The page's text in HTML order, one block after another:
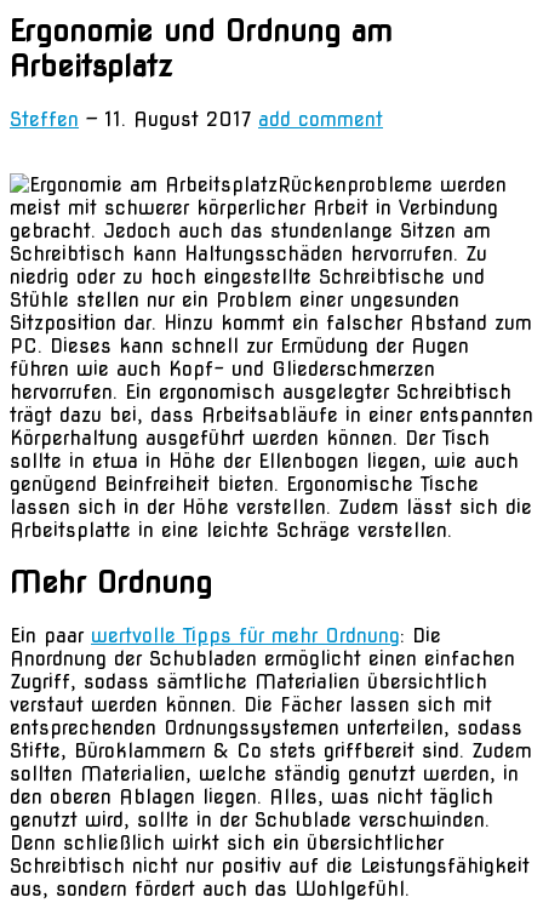
Ergonomie und Ordnung am
Arbeitsplatz
Steffen — 11. August 2017 add comment
Rückenprobleme werden
meist mit schwerer körperlicher Arbeit in Verbindung
gebracht. Jedoch auch das stundenlange Sitzen am
Schreibtisch kann Haltungsschäden hervorrufen. Zu
niedrig oder zu hoch eingestellte Schreibtische und
Stühle stellen nur ein Problem einer ungesunden
Sitzposition dar. Hinzu kommt ein falscher Abstand zum
PC. Dieses kann schnell zur Ermüdung der Augen
führen wie auch Kopf- und Gliederschmerzen
hervorrufen. Ein ergonomisch ausgelegter Schreibtisch
trägt dazu bei, dass Arbeitsabläufe in einer entspannten
Körperhaltung ausgeführt werden können. Der Tisch
sollte in etwa in Höhe der Ellenbogen liegen, wie auch
genügend Beinfreiheit bieten. Ergonomische Tische
lassen sich in der Höhe verstellen. Zudem lässt sich die
Arbeitsplatte in eine leichte Schräge verstellen.
Mehr Ordnung
Ein paar wertvolle Tipps für mehr Ordnung: Die
Anordnung der Schubladen ermöglicht einen einfachen
Zugriff, sodass sämtliche Materialien übersichtlich
verstaut werden können. Die Fächer lassen sich mit
entsprechenden Ordnungssystemen unterteilen, sodass
Stifte, Büroklammern & Co stets griffbereit sind. Zudem
sollten Materialien, welche ständig genutzt werden, in
den oberen Ablagen liegen. Alles, was nicht täglich
genutzt wird, sollte in der Schublade verschwinden.
Denn schließlich wirkt sich ein übersichtlicher
Schreibtisch nicht nur positiv auf die Leistungsfähigkeit
aus, sondern fördert auch das Wohlgefühl.